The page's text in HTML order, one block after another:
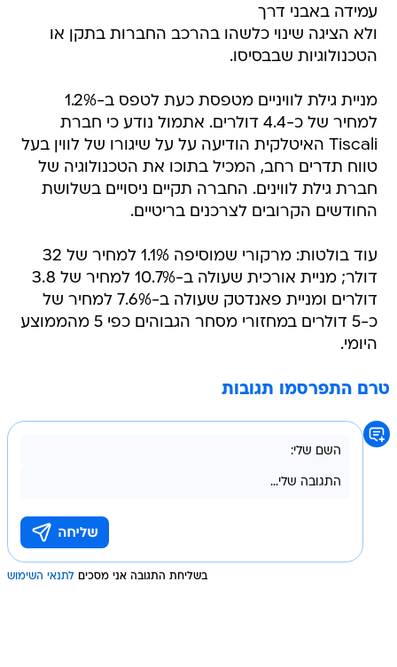
עמידה באבני דרך
ולא הציגה שינוי כלשהו בהרכב החברות בתקן או
הטכנולוגיות שבבסיסו.
מניית גילת לוויניים מטפסת כעת לטפס ב-1.2%
למחיר של כ-4.4 דולרים. אתמול נודע כי חברת
Tiscali האיטלקית הודיעה על על שיגורו של לווין בעל
טווח תדרים רחב, המכיל בתוכו את הטכנולוגיה של
חברת גילת לווינים. החברה תקיים ניסויים בשלושת
החודשים הקרובים לצרכנים בריטיים.
עוד בולטות: מרקורי שמוסיפה 1.1% למחיר של 32
דולר; מניית אורכית שעולה ב-10.7% למחיר של 3.8
דולרים ומניית פאנדטק שעולה ב-7.6% למחיר של
כ-5 דולרים במחזורי מסחר הגבוהים כפי 5 מהממוצע
היומי.
טרם התפרסמו תגובות
בשליחת התגובה אני מסכים לתנאי השימוש